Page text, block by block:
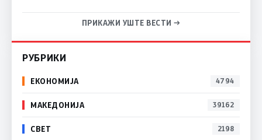
ПРИКАЖИ УШТЕ ВЕСТИ →
РУБРИКИ
ЕКОНОМИЈА 4794
МАКЕДОНИЈА 39162
СВЕТ 2198